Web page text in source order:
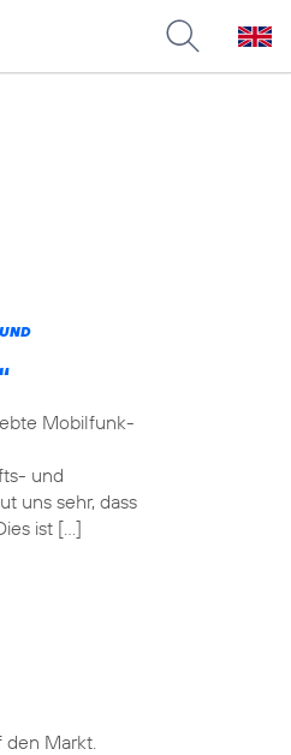
Mobilfunk-
und
uns sehr, dass
ist […]
den Markt.